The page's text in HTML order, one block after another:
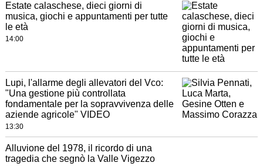
Estate calaschese, dieci giorni di
musica, giochi e appuntamenti per tutte
le età
14:00
Lupi, l'allarme degli allevatori del Vco:
"Una gestione più controllata
fondamentale per la sopravvivenza delle
aziende agricole" VIDEO
13:30
Alluvione del 1978, il ricordo di una
tragedia che segnò la Valle Vigezzo